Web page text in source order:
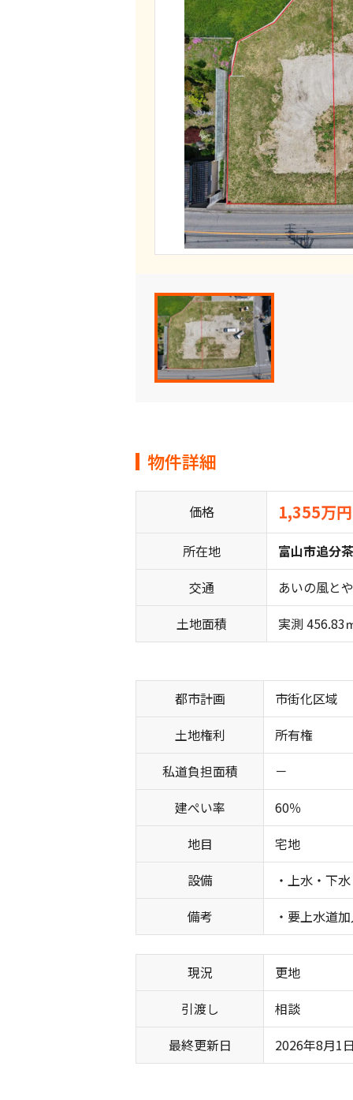
物件詳細
価格 1,355万円
所在地
富山市追分
交通
あいの風と
土地面積
実測 456.83
都市計画
市街化区域
土地権利
所有権
私道負担面積
－
建ぺい率
60％
地目
宅地
設備
・上水・下水
備考
・要上水道
現況
更地
引渡し
相談
最終更新日
2026年8月1